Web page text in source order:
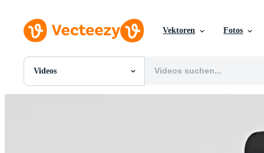
Vektoren Fotos
Videos
Alle Bilder